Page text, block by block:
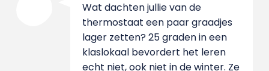
Wat dachten jullie van de
thermostaat een paar graadjes
lager zetten? 25 graden in een
klaslokaal bevordert het leren
echt niet, ook niet in de winter. Ze